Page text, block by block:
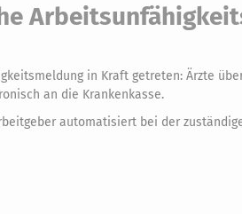
in Kraft getreten: Ärzte
an die Krankenkasse.
automatisiert bei der